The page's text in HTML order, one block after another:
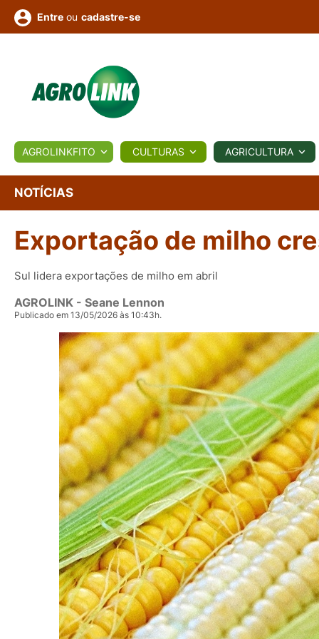
BIOLÓGICOS COTAÇÕES NOTÍCIAS
Conversor Colunistas Eventos
Fotos
e
Vídeos
Entre ou cadastre-se
AGROLINKFITO CULTURAS AGRICULTURA
NOTÍCIAS
Exportação de milho
Sul lidera exportações de milho em abril
AGROLINK - Seane Lennon
Publicado em 13/05/2026 às 10:43h.